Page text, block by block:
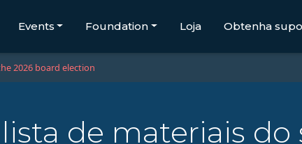
Events Foundation Loja Obtenha
2026 board election
de materiais do